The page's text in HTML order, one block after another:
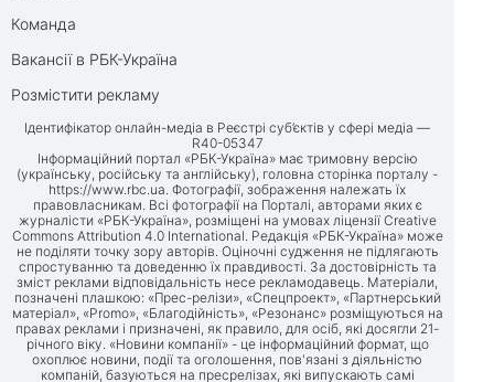
Команда
Вакансії в РБК-Україна
Розмістити рекламу
Ідентифікатор онлайн-медіа в Реєстрі суб’єктів у сфері медіа —
R40-05347
Інформаційний портал «РБК-Україна» має тримовну версію
(українську, російську та англійську), головна сторінка порталу -
https://www.rbc.ua. Фотографії, зображення належать їх
правовласникам. Всі фотографії на Порталі, авторами яких є
журналісти «РБК-Україна», розміщені на умовах ліцензії Creative
Commons Attribution 4.0 International. Редакція «РБК-Україна» може
не поділяти точку зору авторів. Оціночні судження не підлягають
спростуванню та доведенню їх правдивості. За достовірність та
зміст реклами відповідальність несе рекламодавець. Матеріали,
позначені плашкою: «Прес-релізи», «Спецпроект», «Партнерський
матеріал», «Promo», «Благодійність», «Резонанс» розміщуються на
правах реклами і призначені, як правило, для осіб, які досягли 21-
річного віку. «Новини компанії» - це інформаційний формат, що
охоплює новини, події та оголошення, пов'язані з діяльністю
компаній, базуються на пресрелізах, які випускають самі